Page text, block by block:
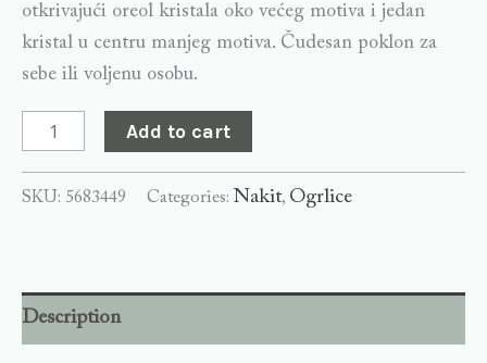
otkrivajući oreol kristala oko većeg motiva i jedan
kristal u centru manjeg motiva. Čudesan poklon za
sebe ili voljenu osobu.
Add to cart
SKU: 5683449 Categories: Nakit, Ogrlice
Description